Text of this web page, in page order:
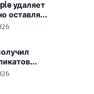
удаляет
оставляет